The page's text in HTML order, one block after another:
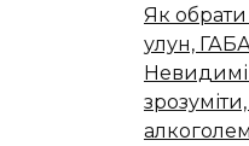
Як
улун,
Невидимі